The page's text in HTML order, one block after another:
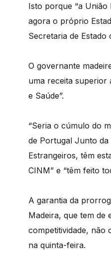
Isto porque “a União
agora o próprio
Secretaria de
O governante
uma receita superior
e Saúde”.
“Seria o cúmulo do
de Portugal Junto da
Estrangeiros, têm
CINM” e “têm feito
A garantia da
Madeira, que tem de
competitividade, não
na quinta-feira.